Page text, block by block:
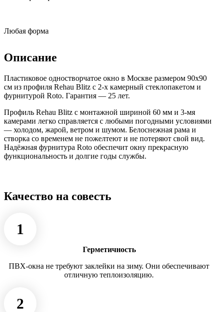
Любая форма
Описание
Пластиковое одностворчатое окно в Москве размером 90x90
см из профиля Rehau Blitz с 2-х камерный стеклопакетом и
фурнитурой Roto. Гарантия — 25 лет.
Профиль Rehau Blitz с монтажной шириной 60 мм и 3-мя
камерами легко справляется с любыми погодными условиями
— холодом, жарой, ветром и шумом. Белоснежная рама и
створка со временем не пожелтеют и не потеряют свой вид.
Надёжная фурнитура Roto обеспечит окну прекрасную
функциональность и долгие годы службы.
Качество на совесть
1
Герметичность
ПВХ-окна не требуют заклейки на зиму. Они обеспечивают
отличную теплоизоляцию.
2